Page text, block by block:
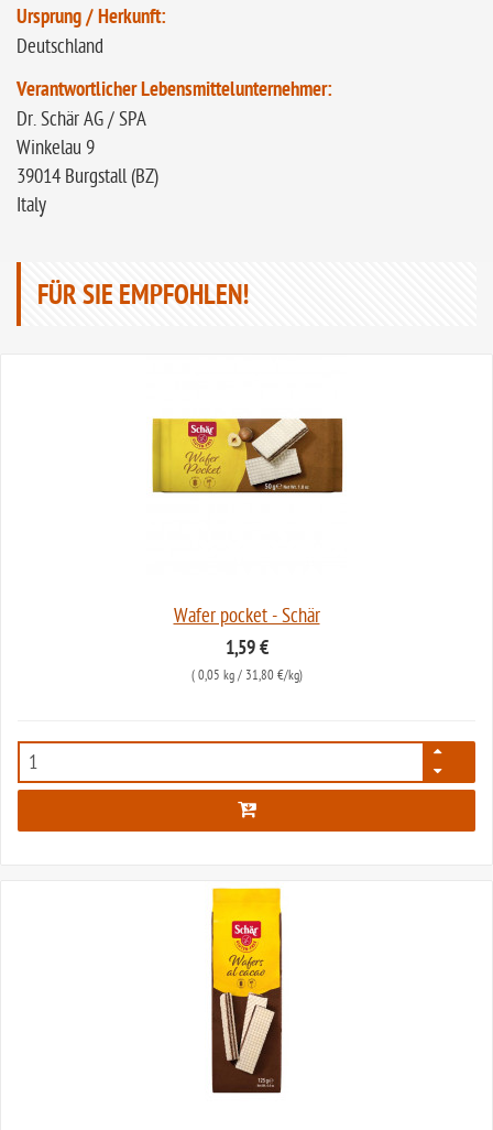
Ursprung / Herkunft:
Deutschland
Verantwortlicher Lebensmittelunternehmer:
Dr. Schär AG / SPA
Winkelau 9
39014 Burgstall (BZ)
Italy
FÜR SIE EMPFOHLEN!
Wafer pocket - Schär
1,59 €
( 0,05 kg/ 31,80 €/kg)
84